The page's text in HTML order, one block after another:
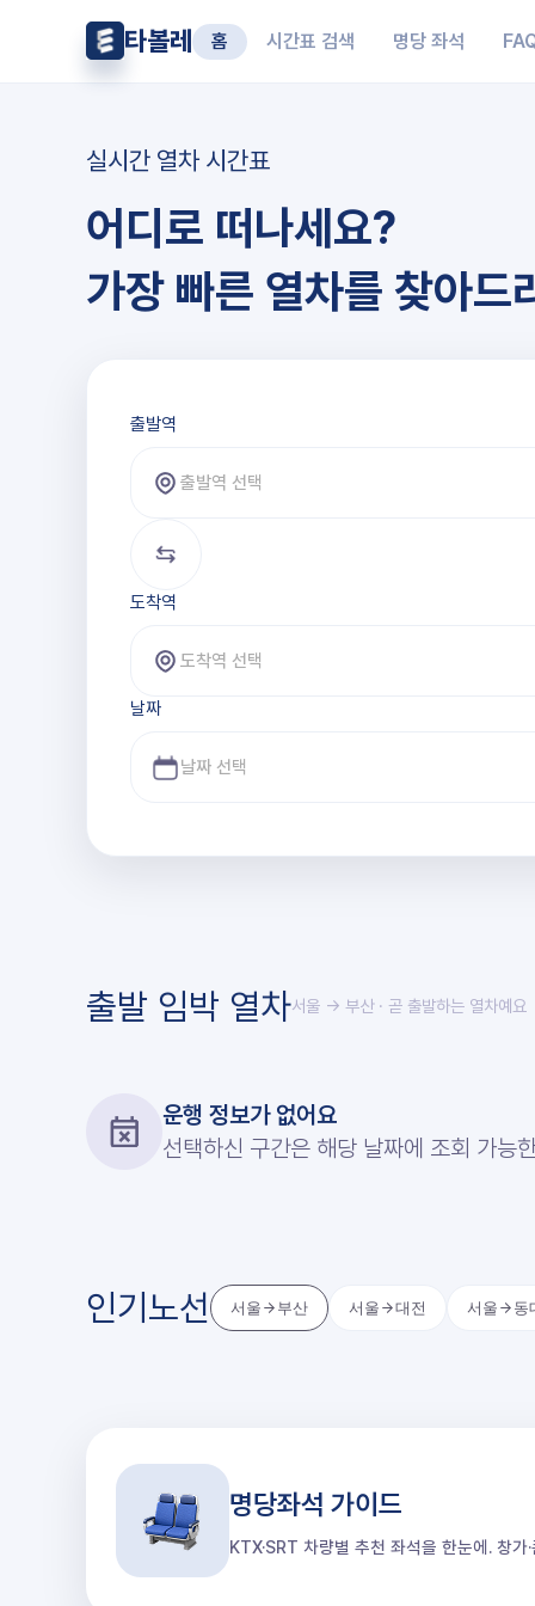
타볼레 홈 시간표 검색 명당 좌석
실시간 열차 시간표
어디로 떠나세요?
가장 빠른 열차를 찾아드
출발역과 도착역 선택
출발역
출발역 선택
도착역
도착역 선택
날짜
출발 임박 열차서울 → 부산· 곧 출발하는 열차예요
운행 정보가 없어요
선택하신 구간은 해당 날짜에 조회 가능
인기노선 서울 부산 서울 대전 서울 동
명당좌석 가이드
KTX·SRT 차량별 추천 좌석을 한눈에. 창가